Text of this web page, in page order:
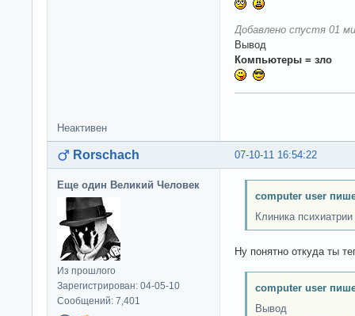
Добавлено спустя 01
Вывод
Компьютеры = зло
Неактивен
07-10-11 16:54:22
Rorschach
Еще один Великий Человек
Из прошлого
Зарегистрирован: 04-05-10
Сообщений: 7,401
computer user
Клиника
Ну понятно откуда ты
computer user
Вывод